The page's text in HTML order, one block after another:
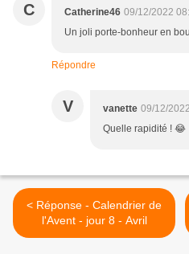
C Catherine46 09/12/2022
Un joli porte-bonheur en
Répondre
V vanette 09/12/
Quelle rapidité ! 😂
< Réponse - Calendrier de
l'Avent - jour 8 - Avril